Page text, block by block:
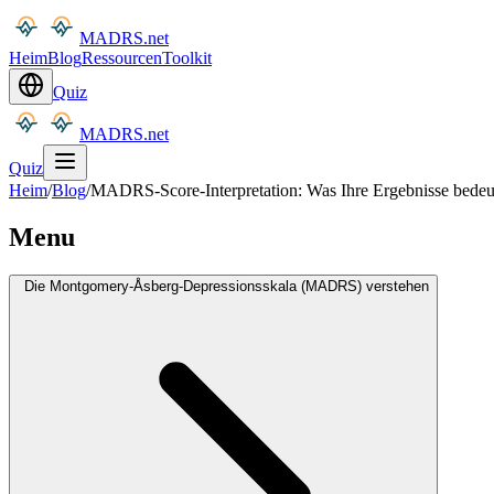
MADRS.net
HeimBlogRessourcenToolkit
Quiz
MADRS.net
Quiz
Heim/Blog/MADRS-Score-Interpretation: Was Ihre Ergebnisse
Menu
Die Montgomery-Åsberg-Depressionsskala (MADRS) verstehen